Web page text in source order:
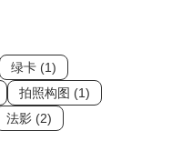
绿卡 (1)
拍照构图 (1)
法影 (2)